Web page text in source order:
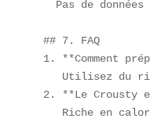
Pas de
## 7. FAQ
1. **Comment
Utilisez du
2. **Le
Riche en